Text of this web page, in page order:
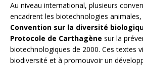
Au niveau international, plusieurs
encadrent les biotechnologies
Convention sur la diversité
Protocole de Carthagène sur la
biotechnologiques de 2000. Ces textes
biodiversité et à promouvoir un